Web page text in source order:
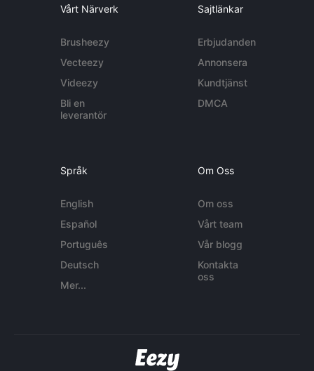
Vårt Närverk
Brusheezy
Vecteezy
Videezy
Bli en
leverantör
Sajtlänkar
Erbjudanden
Annonsera
Kundtjänst
DMCA
Språk
English
Español
Português
Deutsch
Mer...
Om Oss
Om oss
Vårt team
Vår blogg
Kontakta
oss